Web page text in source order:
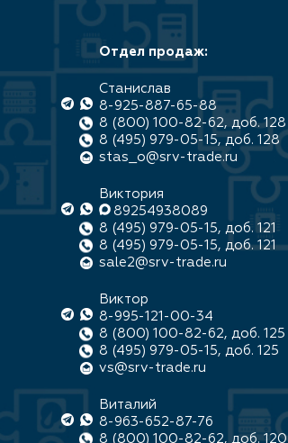
Отдел продаж:
Станислав
8-925-887-65-88
8 (800) 100-82-62, доб. 128
8 (495) 979-05-15, доб. 128
stas_o@srv-trade.ru
Виктория
89254938089
8 (495) 979-05-15, доб. 121
8 (495) 979-05-15, доб. 121
sale2@srv-trade.ru
Виктор
8-995-121-00-34
8 (800) 100-82-62, доб. 125
8 (495) 979-05-15, доб. 125
vs@srv-trade.ru
Виталий
8-963-652-87-76
8 (800) 100-82-62, доб. 120